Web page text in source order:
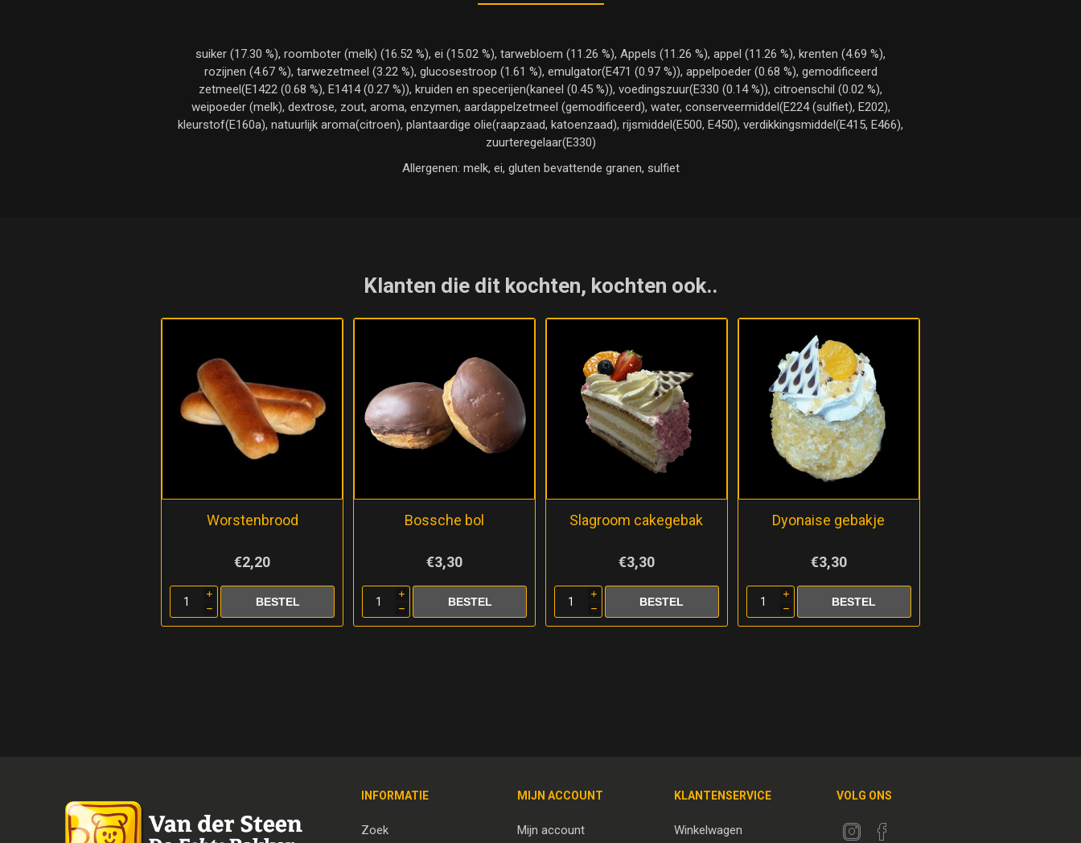
suiker (17.30 %), roomboter (melk) (16.52 %), ei (15.02 %), tarwebloem (11.26 %), Appels (11.26 %), appel (11.26 %), krenten (4.69 %),
rozijnen (4.67 %), tarwezetmeel (3.22 %), glucosestroop (1.61 %), emulgator(E471 (0.97 %)), appelpoeder (0.68 %), gemodificeerd
zetmeel(E1422 (0.68 %), E1414 (0.27 %)), kruiden en specerijen(kaneel (0.45 %)), voedingszuur(E330 (0.14 %)), citroenschil (0.02 %),
weipoeder (melk), dextrose, zout, aroma, enzymen, aardappelzetmeel (gemodificeerd), water, conserveermiddel(E224 (sulfiet), E202),
kleurstof(E160a), natuurlijk aroma(citroen), plantaardige olie(raapzaad, katoenzaad), rijsmiddel(E500, E450), verdikkingsmiddel(E415, E466),
zuurteregelaar(E330)
Allergenen: melk, ei, gluten bevattende granen, sulfiet
Klanten die dit kochten, kochten ook..
Worstenbrood
€2,20
i
h
Bossche bol
€3,30
i
h
Slagroom cakegebak
€3,30
i
h
Dyonaise gebakje
€3,30
i
h
INFORMATIE
Zoek
MIJN ACCOUNT
Mijn account
KLANTENSERVICE
Winkelwagen
VOLG ONS